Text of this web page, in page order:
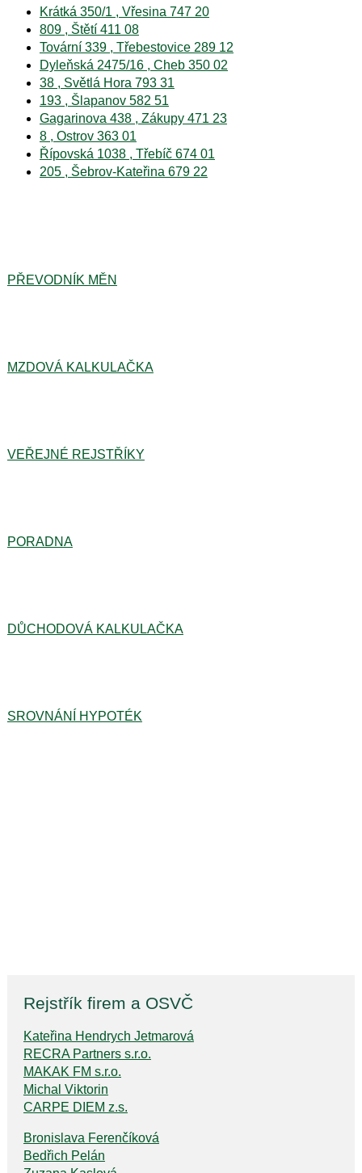
Krátká 350/1 , Vřesina 747 20
809 , Štětí 411 08
Tovární 339 , Třebestovice 289 12
Dyleňská 2475/16 , Cheb 350 02
38 , Světlá Hora 793 31
193 , Šlapanov 582 51
Gagarinova 438 , Zákupy 471 23
8 , Ostrov 363 01
Řípovská 1038 , Třebíč 674 01
205 , Šebrov-Kateřina 679 22
PŘEVODNÍK MĚN
MZDOVÁ KALKULAČKA
VEŘEJNÉ REJSTŘÍKY
PORADNA
DŮCHODOVÁ KALKULAČKA
SROVNÁNÍ HYPOTÉK
Rejstřík firem a OSVČ
Kateřina Hendrych Jetmarová
RECRA Partners s.r.o.
MAKAK FM s.r.o.
Michal Viktorin
CARPE DIEM z.s.
Bronislava Ferenčíková
Bedřich Pelán